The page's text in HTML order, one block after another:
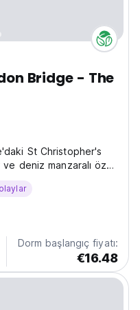
Bridge - The
St Christopher's
deniz manzaralı özel
Dorm başlangıç fiyatı:
€16.48